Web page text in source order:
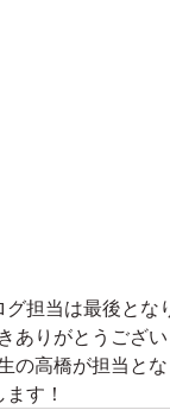
担当は最後とな
ありがとうござい
の高橋が担当とな
す！